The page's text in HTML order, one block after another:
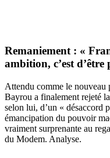
Remaniement : «
ambition, c’est
Attendu comme le nouveau
Bayrou a finalement rejeté
selon lui, d’un « désaccord
émancipation du pouvoir
vraiment surprenante au
du Modem. Analyse.